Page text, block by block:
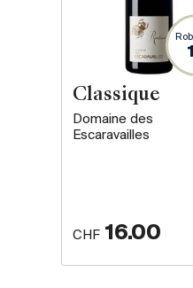
Classique
Domaine des
Escaravailles
CHF 16.00